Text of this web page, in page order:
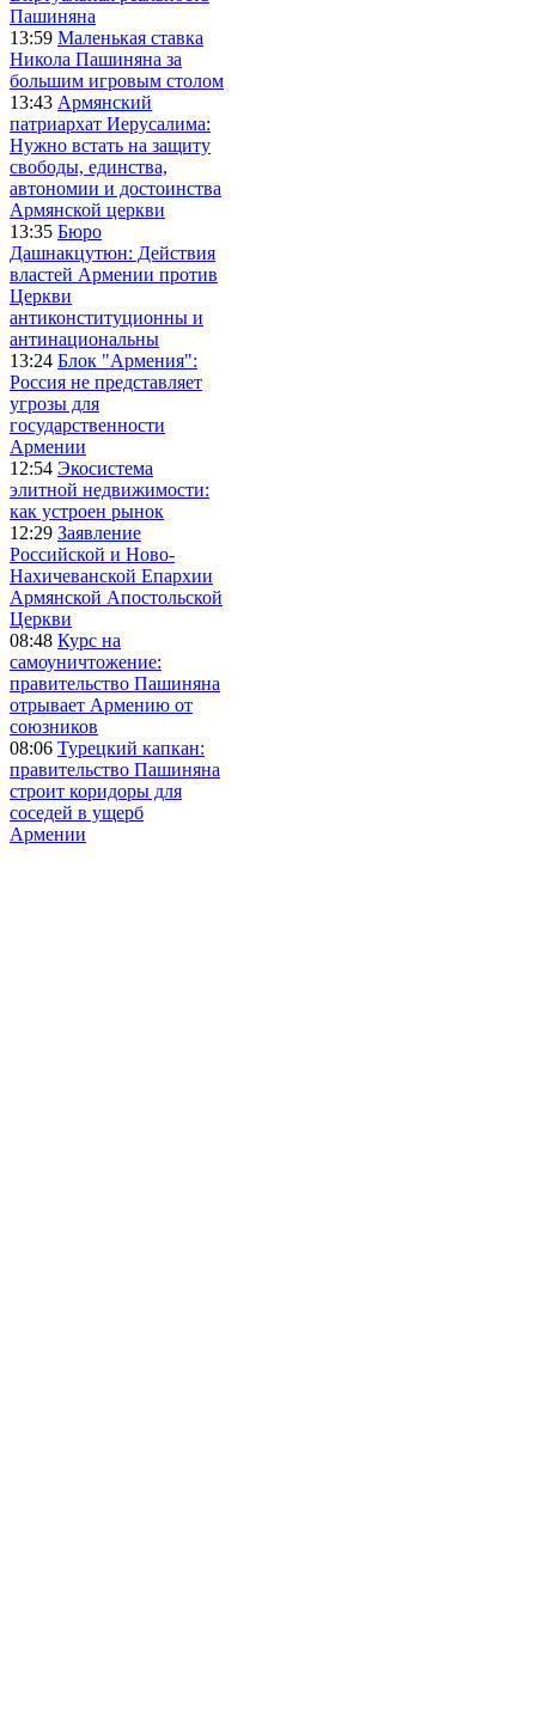
Пашиняна
13:59 Маленькая ставка
Никола Пашиняна за
большим игровым столом
13:43 Армянский
патриархат Иерусалима:
Нужно встать на защиту
свободы, единства,
автономии и достоинства
Армянской церкви
13:35 Бюро
Дашнакцутюн: Действия
властей Армении против
Церкви
антиконституционны и
антинациональны
13:24 Блок "Армения":
Россия не представляет
угрозы для
государственности
Армении
12:54 Экосистема
элитной недвижимости:
как устроен рынок
12:29 Заявление
Российской и Ново-
Нахичеванской Епархии
Армянской Апостольской
Церкви
08:48 Курс на
самоуничтожение:
правительство Пашиняна
отрывает Армению от
союзников
08:06 Турецкий капкан:
правительство Пашиняна
строит коридоры для
соседей в ущерб
Армении